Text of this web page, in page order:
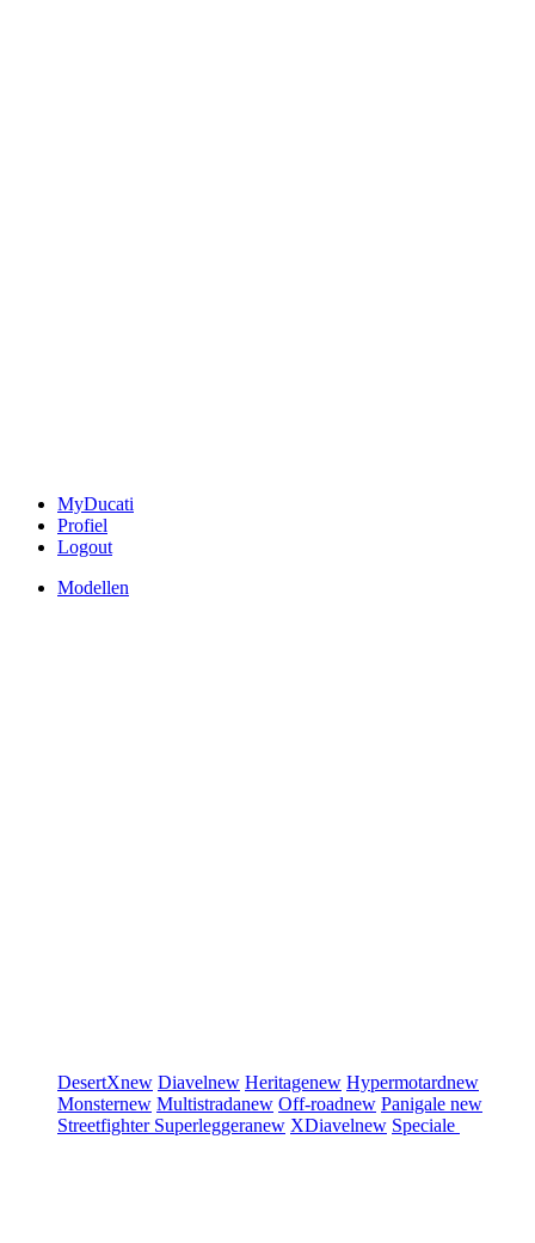
MyDucati
Profiel
Logout
Modellen
DesertXnew Diavelnew Heritagenew Hypermotardnew
Monsternew Multistradanew Off-roadnew Panigale new
Streetfighter Superleggeranew XDiavelnew Speciale